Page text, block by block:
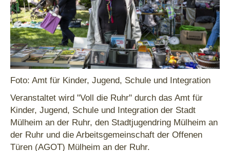
Foto: Amt für Kinder, Jugend, Schule und Integration
Veranstaltet wird "Voll die Ruhr" durch das Amt für
Kinder, Jugend, Schule und Integration der Stadt
Mülheim an der Ruhr, den Stadtjugendring Mülheim an
der Ruhr und die Arbeitsgemeinschaft der Offenen
Türen (AGOT) Mülheim an der Ruhr.